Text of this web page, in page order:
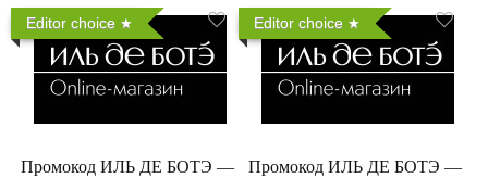
Editor choice
Промокод ИЛЬ ДЕ БОТЭ —
Editor choice
Промокод ИЛЬ ДЕ БОТЭ —